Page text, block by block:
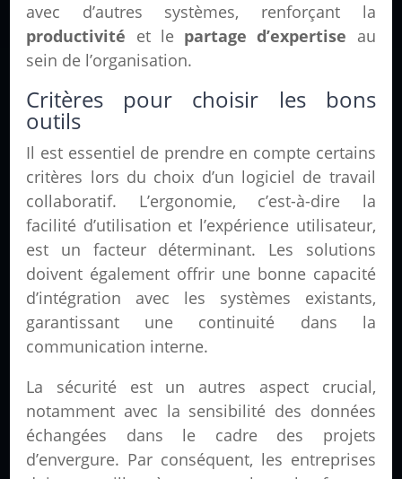
avec d’autres systèmes, renforçant la
productivité et le partage d’expertise au
sein de l’organisation.
Critères pour choisir les bons
outils
Il est essentiel de prendre en compte certains
critères lors du choix d’un logiciel de travail
collaboratif. L’ergonomie, c’est-à-dire la
facilité d’utilisation et l’expérience utilisateur,
est un facteur déterminant. Les solutions
doivent également offrir une bonne capacité
d’intégration avec les systèmes existants,
garantissant une continuité dans la
communication interne.
La sécurité est un autres aspect crucial,
notamment avec la sensibilité des données
échangées dans le cadre des projets
d’envergure. Par conséquent, les entreprises